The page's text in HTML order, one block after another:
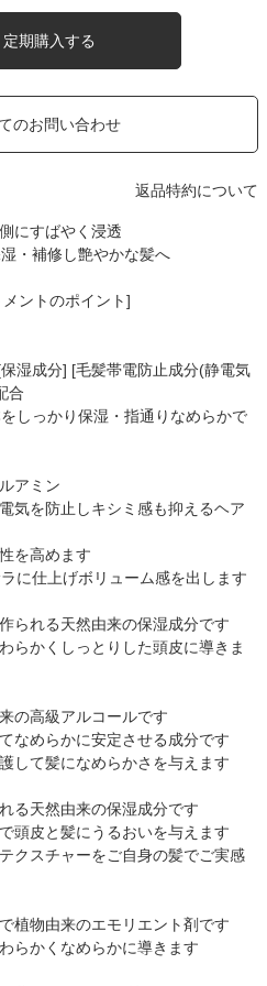
定期購入する
のお問い合わせ
返品特約について
にすばやく浸透
・補修し艶やかな髪へ
ントのポイント]
湿成分] [毛髪帯電防止成分(静電気
合
しっかり保湿・指通りなめらかで
アミン
気を防止しキシミ感も抑えるヘア
を高めます
に仕上げボリューム感を出します
られる天然由来の保湿成分です
らかくしっとりした頭皮に導きま
の高級アルコールです
なめらかに安定させる成分です
して髪になめらかさを与えます
る天然由来の保湿成分です
頭皮と髪にうるおいを与えます
クスチャーをご自身の髪でご実感
植物由来のエモリエント剤です
らかくなめらかに導きます